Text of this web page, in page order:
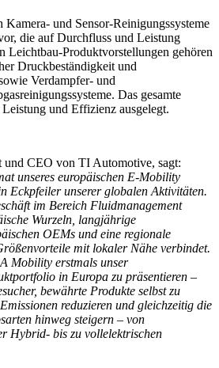
und Sensor-Reinigungssysteme
die auf Durchfluss und Leistung
Leichtbau-Produktvorstellungen gehören
Druckbeständigkeit und
Verdampfer- und
Das gesamte
und Effizienz ausgelegt.
und CEO von TI Automotive, sagt:
unseres europäischen E-Mobility
Eckpfeiler unserer globalen Aktivitäten.
im Bereich Fluidmanagement
Wurzeln, langjährige
OEMs und eine regionale
mit lokaler Nähe verbindet.
Mobility erstmals unser
in Europa zu präsentieren –
bewährte Produkte selbst zu
reduzieren und gleichzeitig die
hinweg steigern – von
Hybrid- bis zu vollelektrischen